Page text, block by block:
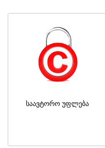
საავტორო უფლება